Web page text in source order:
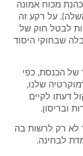
מכוח אמונה
הממשלה). על רקע זה
לבטל חוק של
שבחוקי היסוד
הכנסת, כפי
שלנו,
דעתו לקיים
ובריסון.
לא רק לרשות בה
לבחינה.